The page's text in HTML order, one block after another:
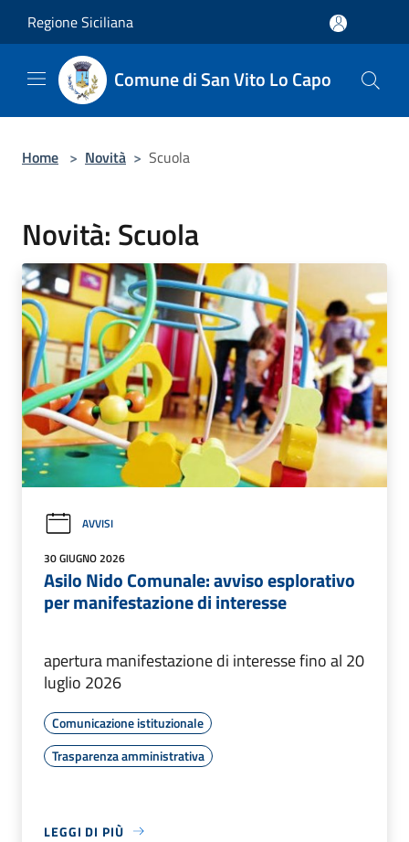
Regione Siciliana
Comune di San Vito Lo Capo
Home > Novità > Scuola
Novità: Scuola
AVVISI
30 GIUGNO 2026
Asilo Nido Comunale: avviso esplorativo
per manifestazione di interesse
apertura manifestazione di interesse fino al 20
luglio 2026
Comunicazione istituzionale
Trasparenza amministrativa
LEGGI DI PIÙ